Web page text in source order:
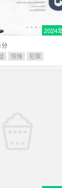
2024
分
惊悚 犯罪